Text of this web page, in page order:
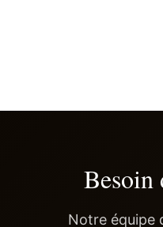
Besoin
Notre équipe